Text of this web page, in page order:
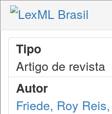
Tipo
Artigo de revista
Autor
Friede, Roy